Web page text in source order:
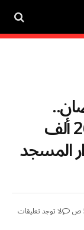
الكشافة يحققون أكثر من 26 ألف
المسجد
لا توجد تعليقات